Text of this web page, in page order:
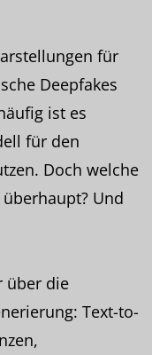
für
Deepfakes
ist es
für den
Doch welche
Und
über die
Text-to-